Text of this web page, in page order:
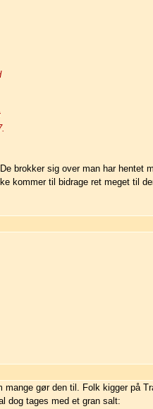
brokker sig over man har hentet
kommer til bidrage ret meget til
gør den til. Folk kigger på
dog tages med et gran salt: